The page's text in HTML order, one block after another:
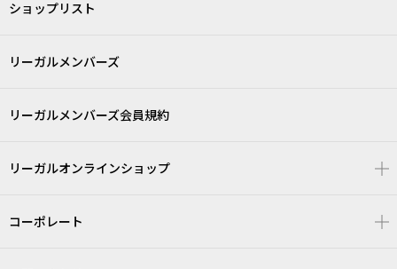
ショップリスト
リーガルメンバーズ
リーガルメンバーズ会員規約
リーガルオンラインショップ
コーポレート